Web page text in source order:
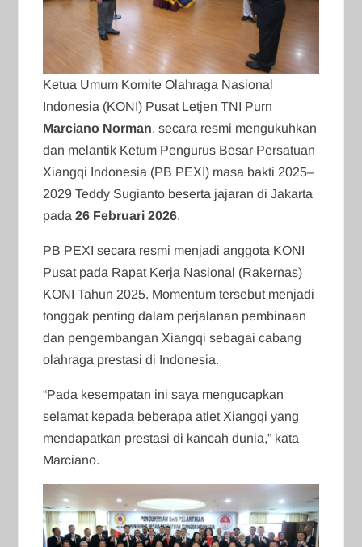
Ketua Umum Komite Olahraga Nasional
Indonesia (KONI) Pusat Letjen TNI Purn
Marciano Norman, secara resmi mengukuhkan
dan melantik Ketum Pengurus Besar Persatuan
Xiangqi Indonesia (PB PEXI) masa bakti 2025–
2029 Teddy Sugianto beserta jajaran di Jakarta
pada26 Februari 2026.
PB PEXI secara resmi menjadi anggota KONI
Pusat pada Rapat Kerja Nasional (Rakernas)
KONI Tahun 2025. Momentum tersebut menjadi
tonggak penting dalam perjalanan pembinaan
dan pengembangan Xiangqi sebagai cabang
olahraga prestasi di Indonesia.
“Pada kesempatan ini saya mengucapkan
selamat kepada beberapa atlet Xiangqi yang
mendapatkan prestasi di kancah dunia,” kata
Marciano.